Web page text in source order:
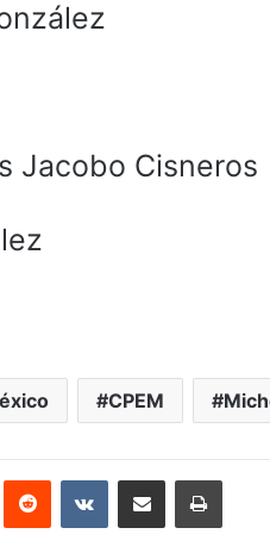
Jacobo Cisneros
CPEM
Reddit VKontakteCompartir por correo electrónicoImprimir